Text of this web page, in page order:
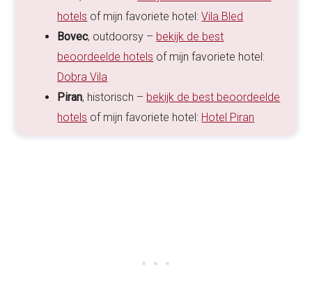
hotels of mijn favoriete hotel:Vila Bled
Bovec, outdoorsy – bekijk de best
beoordeelde hotels of mijn favoriete hotel:
Dobra Vila
Piran, historisch – bekijk de best beoordeelde
hotels of mijn favoriete hotel: Hotel Piran